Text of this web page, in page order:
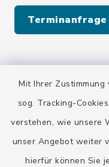
Mit Ihrer
sog. Tracking-
verstehen, wie unsere
unser Angebot weiter
hierfür können Sie
Terminanfrage
Quicklinks
Stadt